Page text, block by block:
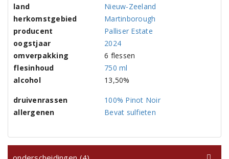
land
Nieuw-Zeeland
herkomstgebied
Martinborough
producent
Palliser Estate
oogstjaar
2024
omverpakking
6 flessen
flesinhoud
750 ml
alcohol
13,50%
druivenrassen
100% Pinot Noir
allergenen
Bevat sulfieten